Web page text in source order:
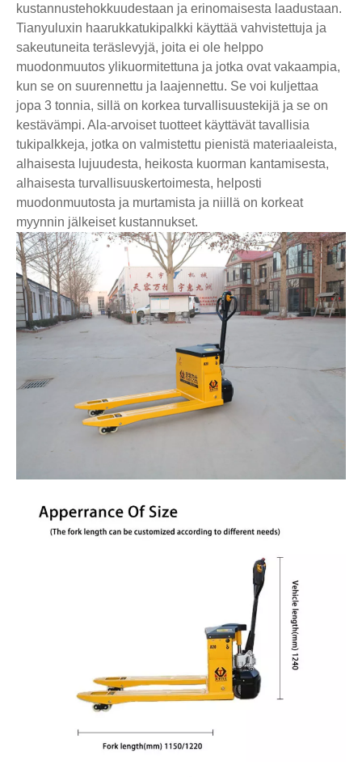
kustannustehokkuudestaan ja erinomaisesta laadustaan.
Tianyuluxin haarukkatukipalkki käyttää vahvistettuja ja
sakeutuneita teräslevyjä, joita ei ole helppo
muodonmuutos ylikuormitettuna ja jotka ovat vakaampia,
kun se on suurennettu ja laajennettu. Se voi kuljettaa
jopa 3 tonnia, sillä on korkea turvallisuustekijä ja se on
kestävämpi. Ala-arvoiset tuotteet käyttävät tavallisia
tukipalkkeja, jotka on valmistettu pienistä materiaaleista,
alhaisesta lujuudesta, heikosta kuorman kantamisesta,
alhaisesta turvallisuuskertoimesta, helposti
muodonmuutosta ja murtamista ja niillä on korkeat
myynnin jälkeiset kustannukset.